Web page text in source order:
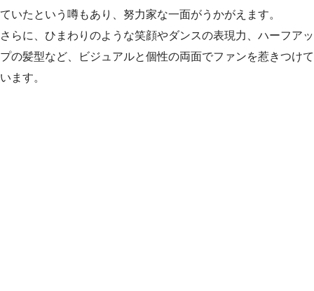
ていたという噂もあり、努力家な一面がうかがえます。
さらに、ひまわりのような笑顔やダンスの表現力、ハーフアッ
プの髪型など、ビジュアルと個性の両面でファンを惹きつけて
います。